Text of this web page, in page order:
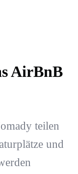
AirBnB
teilen
und